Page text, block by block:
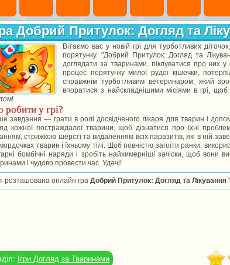
Добрий Притулок: Догляд та
Вітаємо вас у новій грі для турботливих
порятунку. "Добрий Притулок: Догляд та
доглядати за тваринами, піклуватися про них
процес порятунку милої рудої кішечки,
справжнім турботливим ветеринаром, який
впоратися з найскладнішими місіями в грі,
у грі?
завдання — грати в ролі досвідченого лікаря для тварин і
кожної постраждалої тварини, щоб дізнатися про їхні
стрижкою шерсті та видаленням всіх паразитів, які в ній
тварин і їхньому тілі. Щоб повністю загоїти ранки,
бомбічні наряди і зробіть найхимерніші зачіски, щоб
і чудово провести час. Удачі!
розташована онлайн гра Добрий Притулок: Догляд та Лікування
Ігри Догляд за Тваринами